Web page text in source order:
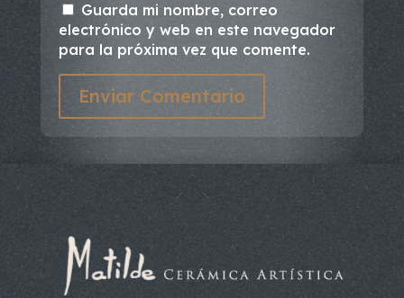
Guarda mi nombre, correo
electrónico y web en este navegador
para la próxima vez que comente.
Enviar Comentario